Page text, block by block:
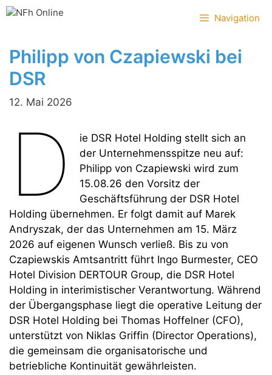
Zum
Navigation
Philipp von Czapiewski bei
DSR
12. Mai 2026
D
ie DSR Hotel Holding stellt sich an
der Unternehmensspitze neu auf:
Philipp von Czapiewski wird zum
15.08.26 den Vorsitz der
Geschäftsführung der DSR Hotel
Holding übernehmen. Er folgt damit auf Marek
Andryszak, der das Unternehmen am 15. März
2026 auf eigenen Wunsch verließ. Bis zu von
Czapiewskis Amtsantritt führt Ingo Burmester, CEO
Hotel Division DERTOUR Group, die DSR Hotel
Holding in interimistischer Verantwortung. Während
der Übergangsphase liegt die operative Leitung der
DSR Hotel Holding bei Thomas Hoffelner (CFO),
unterstützt von Niklas Griffin (Director Operations),
die gemeinsam die organisatorische und
betriebliche Kontinuität gewährleisten.